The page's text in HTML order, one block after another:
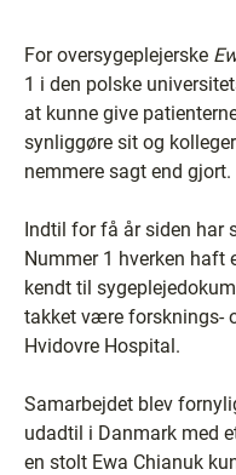
For oversygeplejerske
1 i den polske
at kunne give
synliggøre sit og
nemmere sagt end gjort.
Indtil for få år siden har
Nummer 1 hverken haft
kendt til
takket være forsknings-
Hvidovre Hospital.
Samarbejdet blev
udadtil i Danmark med
en stolt Ewa Chianuk